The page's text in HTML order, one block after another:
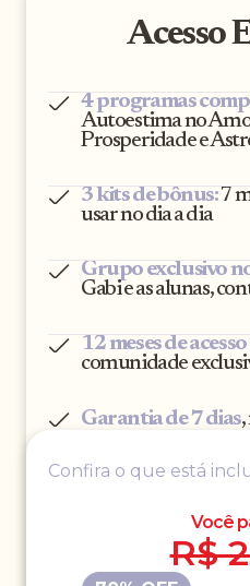
Acesso
4 programas
Autoestima no
Prosperidade e
3 kits de bônus:7
usar no dia a dia
Grupo exclusivo
Gabi e as alunas,
12 meses de
comunidade
Garantia de 7 dias,
Confira o que está
Você
R$